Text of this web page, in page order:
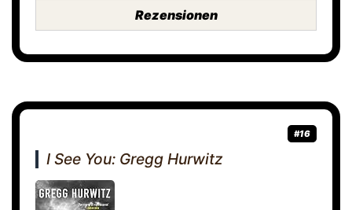
Rezensionen
#16
I See You: Gregg Hurwitz